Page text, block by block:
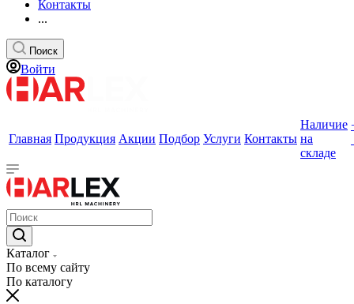
Контакты
...
Поиск
Войти
Главная Продукция Акции Подбор Услуги Контакты
Наличие
на
складе
Каталог
По всему сайту
По каталогу